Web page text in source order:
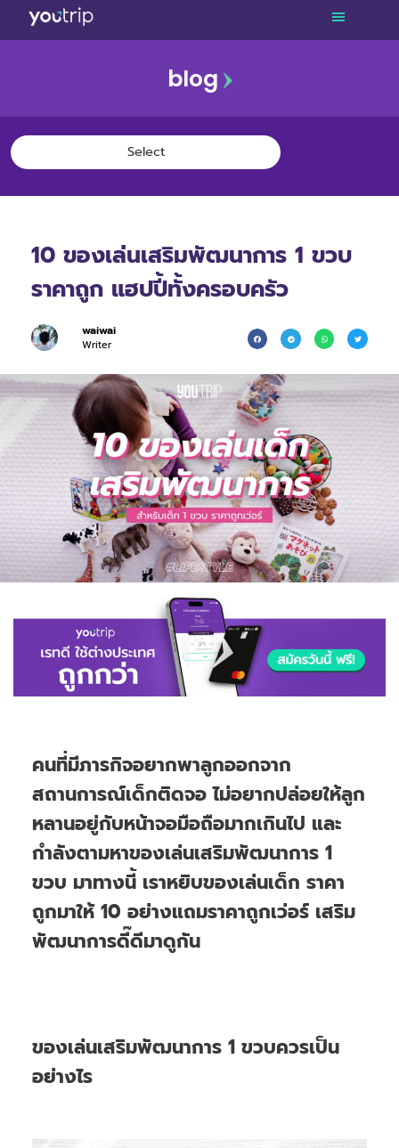
blog
10 ของเล่นเสริมพัฒนาการ 1 ขวบ
ราคาถูก แฮปปี้ทั้งครอบครัว
waiwai
Writer
คนที่มีภารกิจอยากพาลูกออกจาก
สถานการณ์เด็กติดจอ ไม่อยากปล่อยให้ลูก
หลานอยู่กับหน้าจอมือถือมากเกินไป และ
กำลังตามหาของเล่นเสริมพัฒนาการ 1
ขวบ มาทางนี้ เราหยิบของเล่นเด็ก ราคา
ถูกมาให้ 10 อย่างแถมราคาถูกเว่อร์ เสริม
พัฒนาการดี๊ดีมาดูกัน
ของเล่นเสริมพัฒนาการ 1 ขวบควรเป็น
อย่างไร